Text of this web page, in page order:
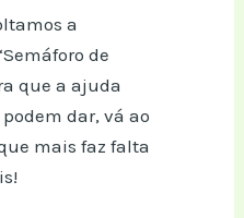
a
de
que a ajuda
dar, vá ao
mais faz falta